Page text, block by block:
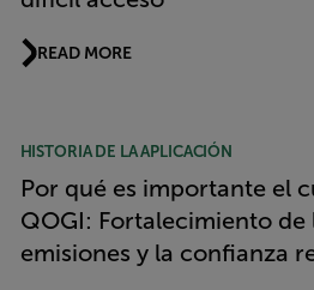
READ MORE
HISTORIA DE LA APLICACIÓN
Por qué es importante el
QOGI: Fortalecimiento de
emisiones y la confianza